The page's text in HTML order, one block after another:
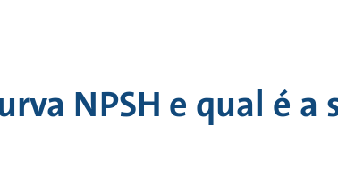
NPSH e qual é a